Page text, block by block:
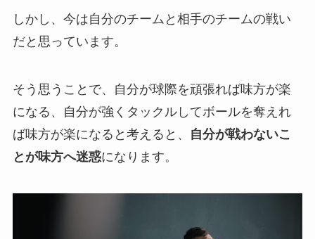
しかし、今は自分のチームと相手のチームの戦い
だと思っています。
そう思うことで、自分が球際を頑張れば味方が楽
になる、自分が強くタックルしてボールを奪えれ
ば味方が楽になると考えると、
自分が戦わないこ
とが味方へ迷惑になります。